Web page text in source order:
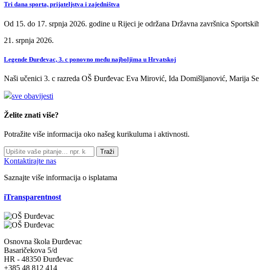
Tri dana sporta, prijateljstva i zajedništva
Od 15. do 17. srpnja 2026. godine u Rijeci je održana Državna završnica
21. srpnja 2026.
Legende Đurđevac, 3. c ponovno među najboljima u Hrvatskoj
Naši učenici 3. c razreda OŠ Đurđevac Eva Mirović, Ida Domišljanović, Marija
sve obavijesti
Želite znati više?
Potražite više informacija oko našeg kurikuluma i aktivnosti.
Traži
Kontaktirajte nas
Saznajte više informacija o isplatama
iTransparentnost
Osnovna škola Đurđevac
Basaričekova 5/d
HR - 48350 Đurđevac
+385 48 812 414